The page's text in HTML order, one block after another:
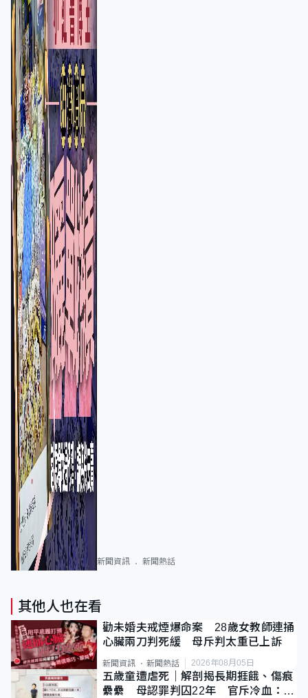
新聞資訊 新聞熱話
其他人也在看
勸未婚夫戒煙爆命案 28歲女教師連捅
心臟兩刀判死緩 母斥判太重已上訴
新聞資訊 新聞熱話 2026年08月05日
五歲童遭虐死｜解剖揭長期捱餓、傷痕
纍纍 母認罪判囚22年 官斥冷血：同